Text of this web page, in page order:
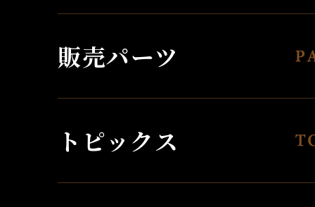
販売パーツ
トピックス